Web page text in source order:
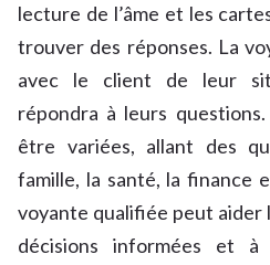
lecture de l’âme et les
trouver des réponses. La
avec le client de leur
répondra à leurs
être variées, allant des
famille, la santé, la finance
voyante qualifiée peut aider
décisions informées et